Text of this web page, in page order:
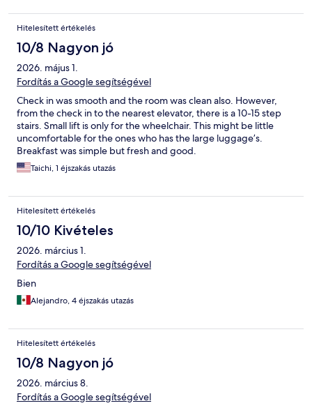
Hitelesített értékelés
10/8 Nagyon jó
2026. május 1.
Fordítás a Google segítségével
Check in was smooth and the room was clean also. However,
from the check in to the nearest elevator, there is a 10-15 step
stairs. Small lift is only for the wheelchair. This might be little
uncomfortable for the ones who has the large luggage’s.
Breakfast was simple but fresh and good.
Taichi, 1 éjszakás utazás
Hitelesített értékelés
10/10 Kivételes
2026. március 1.
Fordítás a Google segítségével
Bien
Alejandro, 4 éjszakás utazás
Hitelesített értékelés
10/8 Nagyon jó
2026. március 8.
Fordítás a Google segítségével